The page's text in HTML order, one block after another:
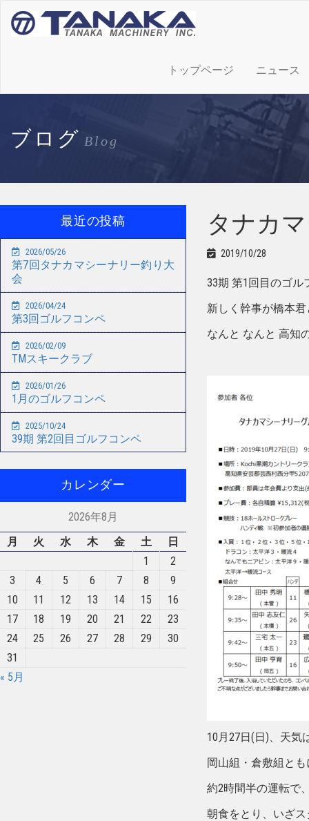
トップページ ニュース
ブログ Blog
タナカ
2019/10/28
33期 第1回目のゴル
新しく幹事が橋本
なんと なんと 高知
10月27日(日)、天気
岡山組・倉敷組と
約2時間半の運転で
朝食をとり、いざ
最近の投稿
2026/05/26
第7回タナカマシーナリー釣り大
会
2026/04/24
第3回ゴルフコンペ
2026/02/09
TMスキークラブ
2026/01/26
1月のゴルフコンペ
2025/10/24
39期 第2回目ゴルフコンペ
カレンダー
2026年8月
月
火 水 木 金 土
日
1
2
3
4 5 6 7 8
9
10
11 12 13 14 15
16
17
18 19 20 21 22
23
24
25 26 27 28 29
30
31
« 5月